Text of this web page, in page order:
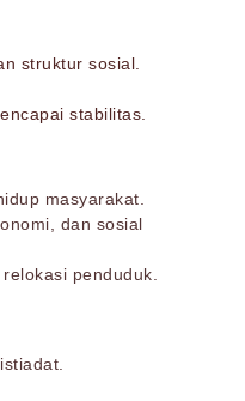
struktur sosial.
stabilitas.
masyarakat.
dan sosial
penduduk.